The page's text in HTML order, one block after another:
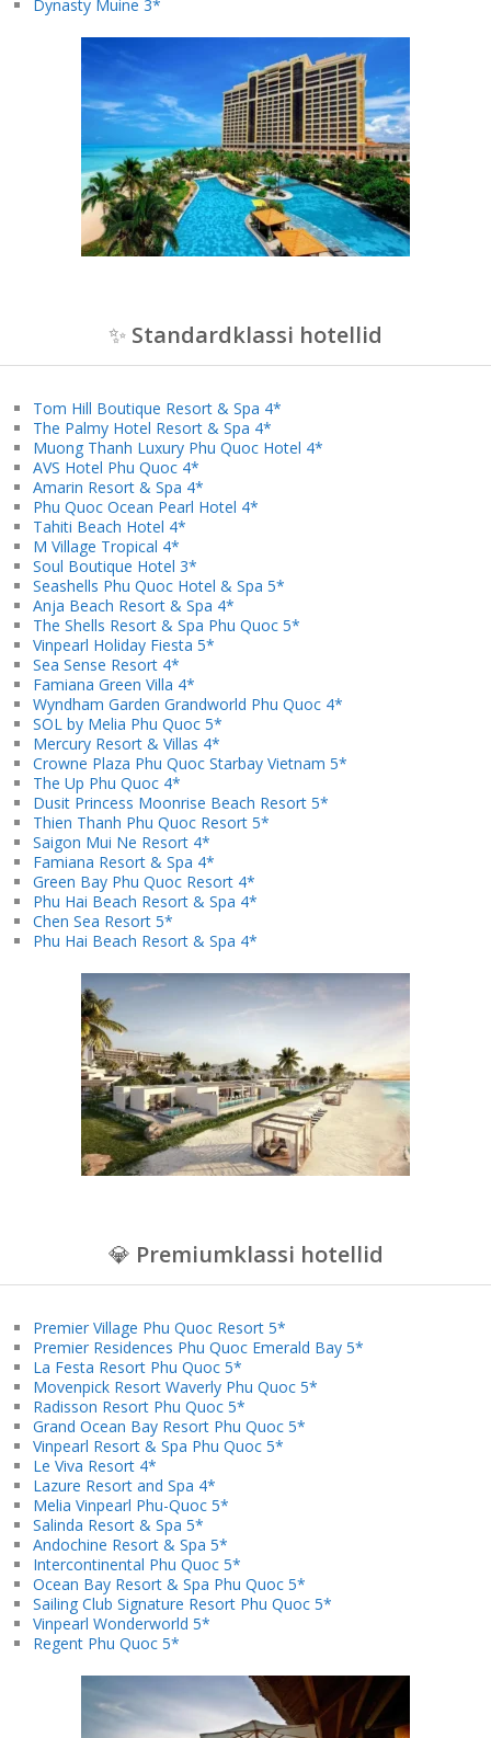
Dynasty Muine 3*
✨ Standardklassi hotellid
Tom Hill Boutique Resort & Spa 4*
The Palmy Hotel Resort & Spa 4*
Muong Thanh Luxury Phu Quoc Hotel 4*
AVS Hotel Phu Quoc 4*
Amarin Resort & Spa 4*
Phu Quoc Ocean Pearl Hotel 4*
Tahiti Beach Hotel 4*
M Village Tropical 4*
Soul Boutique Hotel 3*
Seashells Phu Quoc Hotel & Spa 5*
Anja Beach Resort & Spa 4*
The Shells Resort & Spa Phu Quoc 5*
Vinpearl Holiday Fiesta 5*
Sea Sense Resort 4*
Famiana Green Villa 4*
Wyndham Garden Grandworld Phu Quoc 4*
SOL by Melia Phu Quoc 5*
Mercury Resort & Villas 4*
Crowne Plaza Phu Quoc Starbay Vietnam 5*
The Up Phu Quoc 4*
Dusit Princess Moonrise Beach Resort 5*
Thien Thanh Phu Quoc Resort 5*
Saigon Mui Ne Resort 4*
Famiana Resort & Spa 4*
Green Bay Phu Quoc Resort 4*
Phu Hai Beach Resort & Spa 4*
Chen Sea Resort 5*
Phu Hai Beach Resort & Spa 4*
💎 Premiumklassi hotellid
Premier Village Phu Quoc Resort 5*
Premier Residences Phu Quoc Emerald Bay 5*
La Festa Resort Phu Quoc 5*
Movenpick Resort Waverly Phu Quoc 5*
Radisson Resort Phu Quoc 5*
Grand Ocean Bay Resort Phu Quoc 5*
Vinpearl Resort & Spa Phu Quoc 5*
Le Viva Resort 4*
Lazure Resort and Spa 4*
Melia Vinpearl Phu-Quoc 5*
Salinda Resort & Spa 5*
Andochine Resort & Spa 5*
Intercontinental Phu Quoc 5*
Ocean Bay Resort & Spa Phu Quoc 5*
Sailing Club Signature Resort Phu Quoc 5*
Vinpearl Wonderworld 5*
Regent Phu Quoc 5*